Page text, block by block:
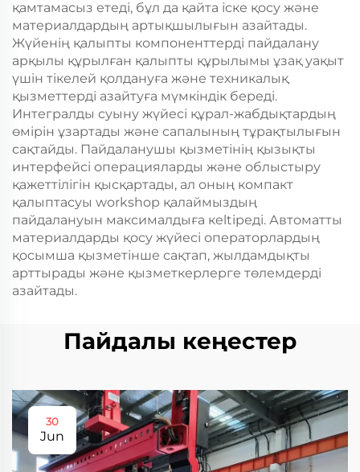
қамтамасыз етеді, бұл да қайта іске қосу және
материалдардың артықшылығын азайтады.
Жүйенің қалыпты компоненттерді пайдалану
арқылы құрылған қалыпты құрылымы ұзақ уақыт
үшін тікелей қолдануға және техникалық
қызметтерді азайтуға мүмкіндік береді.
Интегралды суыну жүйесі құрал-жабдықтардың
өмірін ұзартады және сапалының тұрақтылығын
сақтайды. Пайдаланушы қызметінің қызықты
интерфейсі операцияларды және облыстыру
қажеттілігін қысқартады, ал оның компакт
қалыптасуы workshop қалаймыздың
пайдалануын максималдыға кeltіреді. Автоматты
материалдарды қосу жүйесі операторлардың
қосымша қызметінше сақтап, жылдамдықты
арттырады және қызметкерлерге төлемдерді
азайтады.
Пайдалы кеңестер
30
Jun